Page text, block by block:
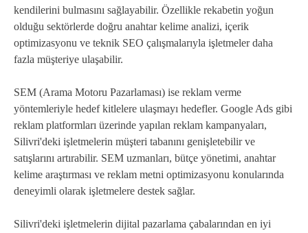
kendilerini bulmasını sağlayabilir. Özellikle rekabetin yoğun
olduğu sektörlerde doğru anahtar kelime analizi, içerik
optimizasyonu ve teknik SEO çalışmalarıyla işletmeler daha
fazla müşteriye ulaşabilir.
SEM (Arama Motoru Pazarlaması) ise reklam verme
yöntemleriyle hedef kitlelere ulaşmayı hedefler. Google Ads gibi
reklam platformları üzerinde yapılan reklam kampanyaları,
Silivri'deki işletmelerin müşteri tabanını genişletebilir ve
satışlarını artırabilir. SEM uzmanları, bütçe yönetimi, anahtar
kelime araştırması ve reklam metni optimizasyonu konularında
deneyimli olarak işletmelere destek sağlar.
Silivri'deki işletmelerin dijital pazarlama çabalarından en iyi